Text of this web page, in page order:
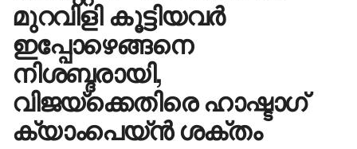
മുറവിളി കൂട്ടിയവർ
ഇപ്പോഴെങ്ങനെ
നിശബ്ദരായി,
വിജയ്ക്കെതിരെ ഹാഷ്ടാഗ്
ക്യാംപെയ്ൻ ശക്തം